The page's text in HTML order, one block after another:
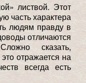
листвой. Этот
часть характера
людям правду в
отличаются
сказать,
отражается на
всегда есть